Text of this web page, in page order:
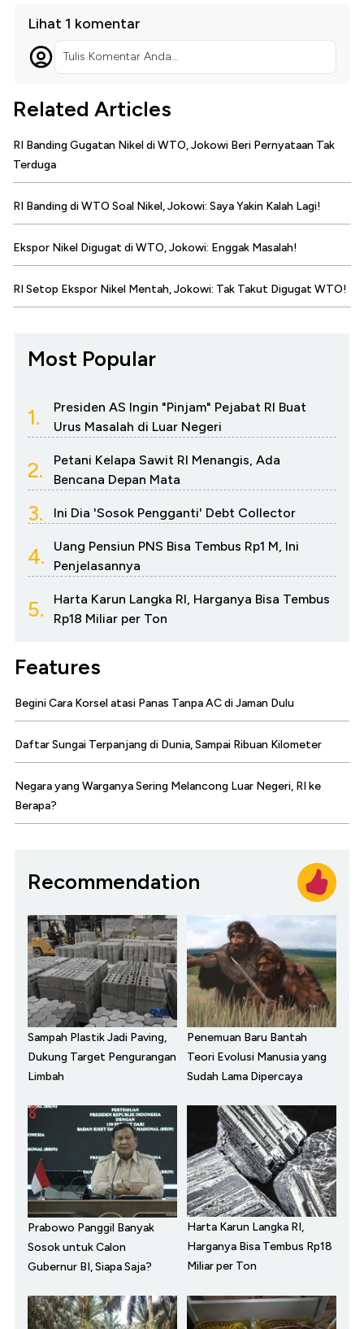
Lihat 1 komentar
Tulis Komentar Anda...
Related Articles
RI Banding Gugatan Nikel di WTO, Jokowi Beri Pernyataan Tak
Terduga
RI Banding di WTO Soal Nikel, Jokowi: Saya Yakin Kalah Lagi!
Ekspor Nikel Digugat di WTO, Jokowi: Enggak Masalah!
RI Setop Ekspor Nikel Mentah, Jokowi: Tak Takut Digugat WTO!
Most Popular
1.
Presiden AS Ingin "Pinjam" Pejabat RI Buat
Urus Masalah di Luar Negeri
2.
Petani Kelapa Sawit RI Menangis, Ada
Bencana Depan Mata
3. Ini Dia 'Sosok Pengganti' Debt Collector
4.
Uang Pensiun PNS Bisa Tembus Rp1 M, Ini
Penjelasannya
5.
Harta Karun Langka RI, Harganya Bisa Tembus
Rp18 Miliar per Ton
Features
Begini Cara Korsel atasi Panas Tanpa AC di Jaman Dulu
Daftar Sungai Terpanjang di Dunia, Sampai Ribuan Kilometer
Negara yang Warganya Sering Melancong Luar Negeri, RI ke
Berapa?
Recommendation
Sampah Plastik Jadi Paving,
Dukung Target Pengurangan
Limbah
Penemuan Baru Bantah
Teori Evolusi Manusia yang
Sudah Lama Dipercaya
Prabowo Panggil Banyak
Sosok untuk Calon
Gubernur BI, Siapa Saja?
Harta Karun Langka RI,
Harganya Bisa Tembus Rp18
Miliar per Ton